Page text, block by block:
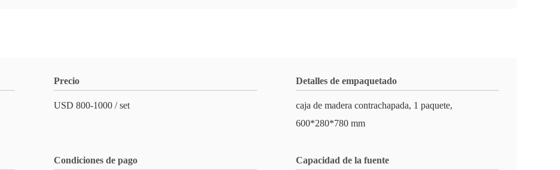
Precio
USD 800-1000 / set
Detalles de empaquetado
caja de madera contrachapada, 1 paquete,
600*280*780 mm
Condiciones de pago Capacidad de la fuente